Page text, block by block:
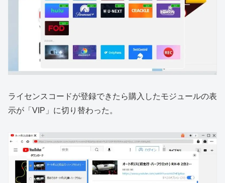
ライセンスコードが登録できたら購入したモジュールの表
示が「VIP」に切り替わった。